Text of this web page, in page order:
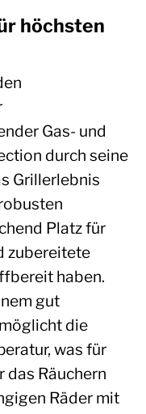
höchsten
Gas- und
durch seine
Grillerlebnis
Platz für
zubereitete
haben.
gut
die
was für
Räuchern
Räder mit